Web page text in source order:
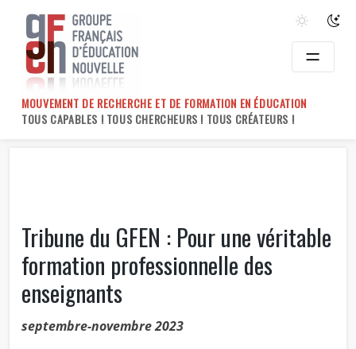
content
MOUVEMENT DE RECHERCHE ET DE FORMATION EN ÉDUCATION
TOUS CAPABLES ! TOUS CHERCHEURS ! TOUS CRÉATEURS !
Tribune du GFEN : Pour une véritable
formation professionnelle des
enseignants
septembre-novembre 2023